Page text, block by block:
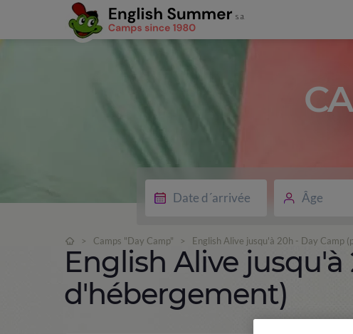
Âge
> Camps "Day Camp" > English Alive jusqu'à 20h - Day Camp
English Alive
d'hébergement)